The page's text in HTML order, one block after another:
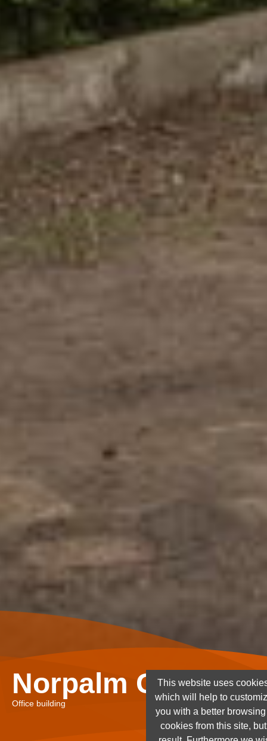
Norpalm Ghana
Office building
This website uses
which will help to
you with a better
cookies from this site,